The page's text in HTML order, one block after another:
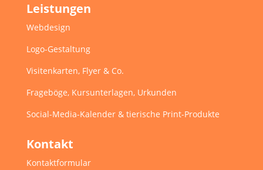
Leistungen
Webdesign
Logo-Gestaltung
Visitenkarten, Flyer & Co.
Frageböge, Kursunterlagen, Urkunden
Social-Media-Kalender & tierische Print-Produkte
Kontakt
Kontaktformular